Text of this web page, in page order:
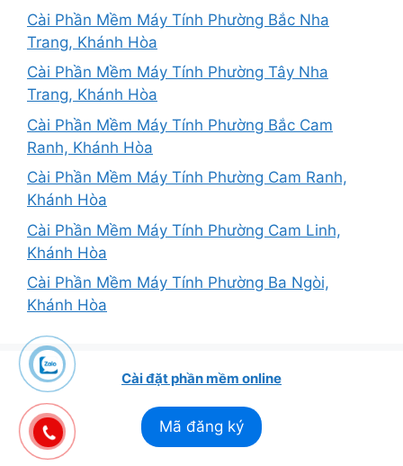
Cài Phần Mềm Máy Tính Phường Bắc Nha
Trang, Khánh Hòa
Cài Phần Mềm Máy Tính Phường Tây Nha
Trang, Khánh Hòa
Cài Phần Mềm Máy Tính Phường Bắc Cam
Ranh, Khánh Hòa
Cài Phần Mềm Máy Tính Phường Cam Ranh,
Khánh Hòa
Cài Phần Mềm Máy Tính Phường Cam Linh,
Khánh Hòa
Cài Phần Mềm Máy Tính Phường Ba Ngòi,
Khánh Hòa
Cài đặt phần mềm online
Mã đăng ký